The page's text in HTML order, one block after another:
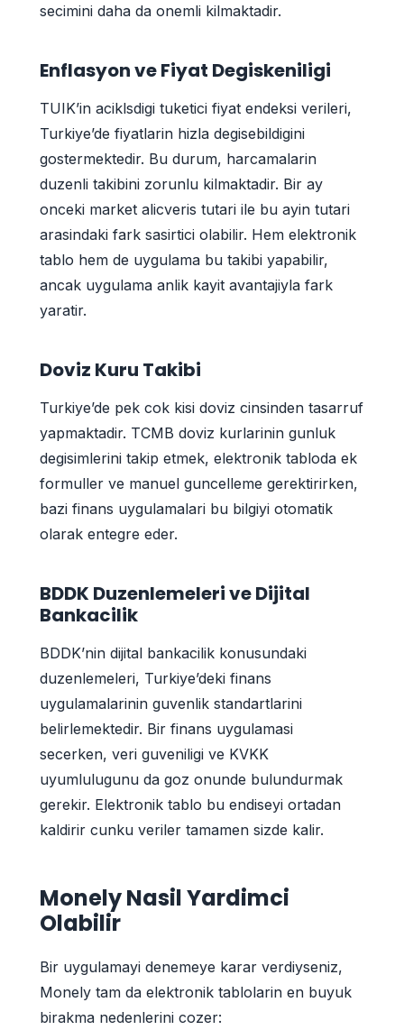
secimini daha da onemli kilmaktadir.
Enflasyon ve Fiyat Degiskeniligi
TUIK’in aciklsdigi tuketici fiyat endeksi verileri,
Turkiye’de fiyatlarin hizla degisebildigini
gostermektedir. Bu durum, harcamalarin
duzenli takibini zorunlu kilmaktadir. Bir ay
onceki market alicveris tutari ile bu ayin tutari
arasindaki fark sasirtici olabilir. Hem elektronik
tablo hem de uygulama bu takibi yapabilir,
ancak uygulama anlik kayit avantajiyla fark
yaratir.
Doviz Kuru Takibi
Turkiye’de pek cok kisi doviz cinsinden tasarruf
yapmaktadir. TCMB doviz kurlarinin gunluk
degisimlerini takip etmek, elektronik tabloda ek
formuller ve manuel guncelleme gerektirirken,
bazi finans uygulamalari bu bilgiyi otomatik
olarak entegre eder.
BDDK Duzenlemeleri ve Dijital
Bankacilik
BDDK’nin dijital bankacilik konusundaki
duzenlemeleri, Turkiye’deki finans
uygulamalarinin guvenlik standartlarini
belirlemektedir. Bir finans uygulamasi
secerken, veri guveniligi ve KVKK
uyumlulugunu da goz onunde bulundurmak
gerekir. Elektronik tablo bu endiseyi ortadan
kaldirir cunku veriler tamamen sizde kalir.
Monely Nasil Yardimci
Olabilir
Bir uygulamayi denemeye karar verdiyseniz,
Monely tam da elektronik tablolarin en buyuk
birakma nedenlerini cozer: